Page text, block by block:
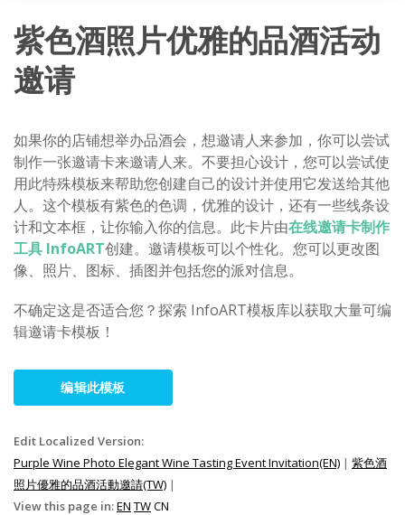
紫色酒照片优雅的品酒活动
邀请
如果你的店铺想举办品酒会，想邀请人来参加，你可以尝试
制作一张邀请卡来邀请人来。不要担心设计，您可以尝试使
用此特殊模板来帮助您创建自己的设计并使用它发送给其他
人。这个模板有紫色的色调，优雅的设计，还有一些线条设
计和文本框，让你输入你的信息。此卡片由在线邀请卡制作
工具 InfoART创建。邀请模板可以个性化。您可以更改图
像、照片、图标、插图并包括您的派对信息。
不确定这是否适合您？探索 InfoART模板库以获取大量可编
辑邀请卡模板！
编辑此模板
Edit Localized Version:
Purple Wine Photo Elegant Wine Tasting Event Invitation(EN) | 紫色酒
照片優雅的品酒活動邀請(TW) |
View this page in:EN TWCN